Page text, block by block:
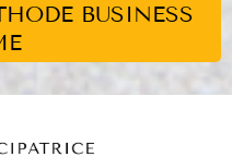
BUSINESS